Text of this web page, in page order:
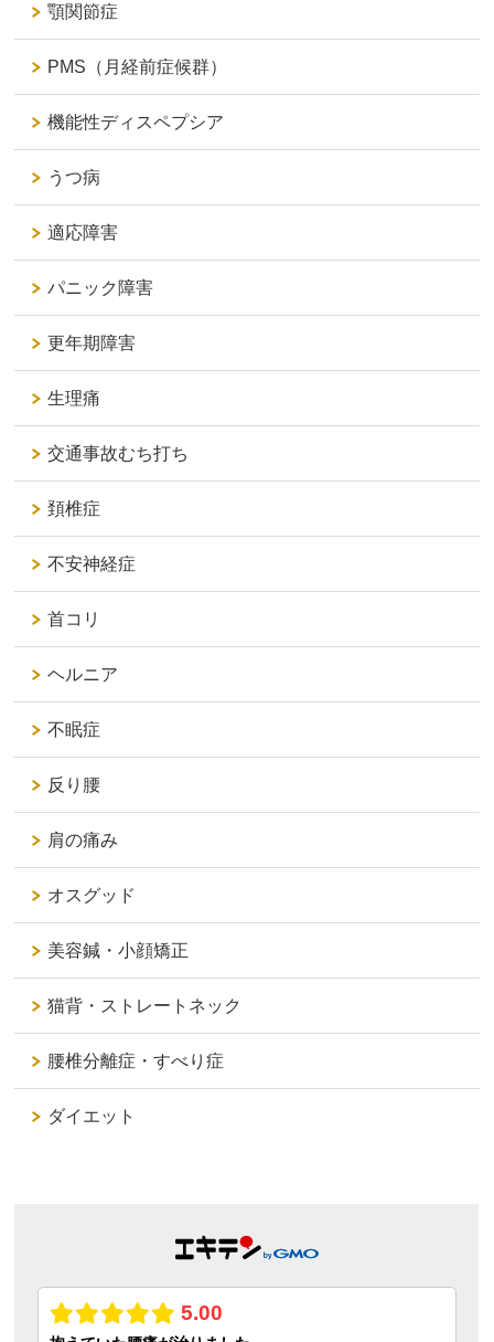
顎関節症
PMS（月経前症候群）
機能性ディスペプシア
うつ病
適応障害
パニック障害
更年期障害
生理痛
交通事故むち打ち
頚椎症
不安神経症
首コリ
ヘルニア
不眠症
反り腰
肩の痛み
オスグッド
美容鍼・小顔矯正
猫背・ストレートネック
腰椎分離症・すべり症
ダイエット